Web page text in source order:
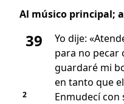
Al músico principal;
39
Yo dije:
para no pecar
guardaré mi
en tanto que
2
Enmudecí con